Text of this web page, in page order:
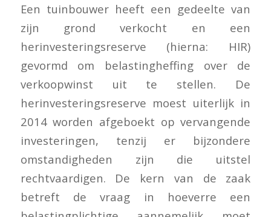
Een tuinbouwer heeft een gedeelte van
zijn grond verkocht en een
herinvesteringsreserve (hierna: HIR)
gevormd om belastingheffing over de
verkoopwinst uit te stellen. De
herinvesteringsreserve moest uiterlijk in
2014 worden afgeboekt op vervangende
investeringen, tenzij er bijzondere
omstandigheden zijn die uitstel
rechtvaardigen. De kern van de zaak
betreft de vraag in hoeverre een